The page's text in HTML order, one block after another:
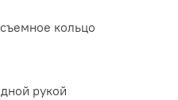
кольцо
рукой